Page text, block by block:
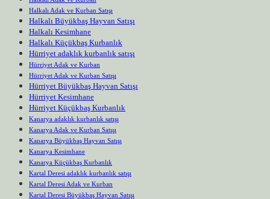
Halkalı Adak ve Kurban Satışı
Halkalı Büyükbaş Hayvan Satışı
Halkalı Kesimhane
Halkalı Küçükbaş Kurbanlık
Hürriyet adaklık kurbanlık satışı
Hürriyet Adak ve Kurban
Hürriyet Adak ve Kurban Satışı
Hürriyet Büyükbaş Hayvan Satışı
Hürriyet Kesimhane
Hürriyet Küçükbaş Kurbanlık
Kanarya adaklık kurbanlık satışı
Kanarya Adak ve Kurban Satışı
Kanarya Büyükbaş Hayvan Satışı
Kanarya Kesimhane
Kanarya Küçükbaş Kurbanlık
Kartal Deresi adaklık kurbanlık satışı
Kartal Deresi Adak ve Kurban
Kartal Deresi Büyükbaş Hayvan Satışı